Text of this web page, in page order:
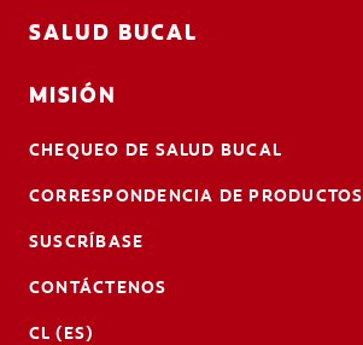
SALUD BUCAL
MISIÓN
CHEQUEO DE SALUD BUCAL
CORRESPONDENCIA DE PRODUCTOS
SUSCRÍBASE
CONTÁCTENOS
CL (ES)